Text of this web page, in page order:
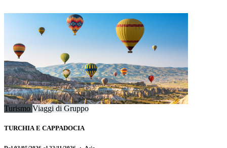
Turismo Viaggi di Gruppo
TURCHIA E CAPPADOCIA